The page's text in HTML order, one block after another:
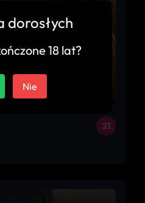
21
dorosłych
18 lat?
Nie